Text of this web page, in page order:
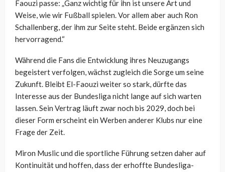
Faouzi passe: „Ganz wichtig für ihn ist unsere Art und
Weise, wie wir Fußball spielen. Vor allem aber auch Ron
Schallenberg, der ihm zur Seite steht. Beide ergänzen sich
hervorragend.“
Während die Fans die Entwicklung ihres Neuzugangs
begeistert verfolgen, wächst zugleich die Sorge um seine
Zukunft. Bleibt El-Faouzi weiter so stark, dürfte das
Interesse aus der Bundesliga nicht lange auf sich warten
lassen. Sein Vertrag läuft zwar noch bis 2029, doch bei
dieser Form erscheint ein Werben anderer Klubs nur eine
Frage der Zeit.
Miron Muslic und die sportliche Führung setzen daher auf
Kontinuität und hoffen, dass der erhoffte Bundesliga-